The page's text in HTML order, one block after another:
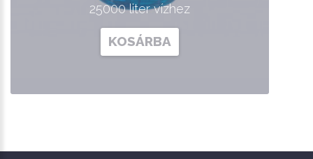
25000 liter vízhez
KOSÁRBA